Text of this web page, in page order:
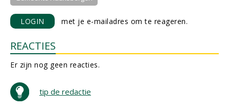
LOGIN met je e-mailadres om te reageren.
REACTIES
Er zijn nog geen reacties.
tip de redactie